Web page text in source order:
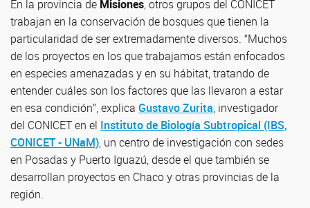
En la provincia de Misiones, otros grupos del CONICET
trabajan en la conservación de bosques que tienen la
particularidad de ser extremadamente diversos. “Muchos
de los proyectos en los que trabajamos están enfocados
en especies amenazadas y en su hábitat, tratando de
entender cuáles son los factores que las llevaron a estar
en esa condición”, explica Gustavo Zurita, investigador
del CONICET en el Instituto de Biología Subtropical (IBS,
CONICET - UNaM), un centro de investigación con sedes
en Posadas y Puerto Iguazú, desde el que también se
desarrollan proyectos en Chaco y otras provincias de la
región.